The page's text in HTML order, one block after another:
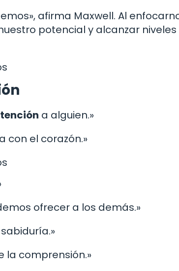
afirma Maxwell. Al
potencial y alcanzar
a alguien.»
con el corazón.»
ofrecer a los demás.»
la comprensión.»